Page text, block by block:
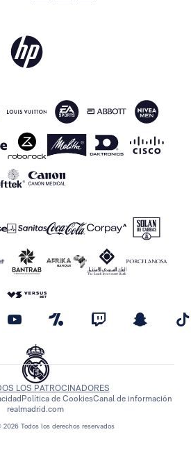
Todos los derechos reservados
LOS PATROCINADORES
Política de CookiesCanal de información
realmadrid.com